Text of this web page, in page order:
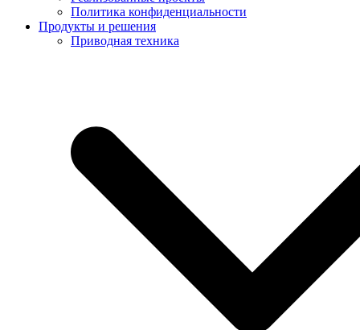
Политика конфиденциальности
Продукты и решения
Приводная техника